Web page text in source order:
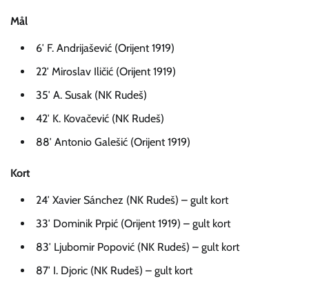
Mål
6′ F. Andrijašević (Orijent 1919)
22′ Miroslav Iličić (Orijent 1919)
35′ A. Susak (NK Rudeš)
42′ K. Kovačević (NK Rudeš)
88′ Antonio Galešić (Orijent 1919)
Kort
24′ Xavier Sánchez (NK Rudeš) – gult kort
33′ Dominik Prpić (Orijent 1919) – gult kort
83′ Ljubomir Popović (NK Rudeš) – gult kort
87′ I. Djoric (NK Rudeš) – gult kort